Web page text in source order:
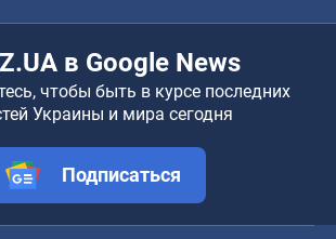
в Google News
чтобы быть в курсе последних
Украины и мира сегодня
Подписаться